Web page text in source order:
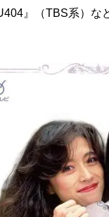
』（TBS系）な